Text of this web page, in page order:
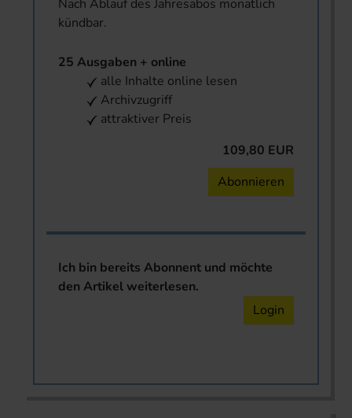
Nach Ablauf des Jahresabos monatlich
kündbar.
25 Ausgaben + online
alle Inhalte online lesen
Archivzugriff
attraktiver Preis
109,80 EUR
Abonnieren
Ich bin bereits Abonnent und möchte
den Artikel weiterlesen.
Login